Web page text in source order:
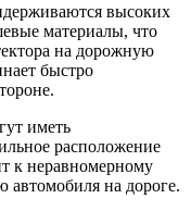
высоких
материалы, что
на дорожную
быстро
иметь
расположение
к неравномерному
автомобиля на дороге.